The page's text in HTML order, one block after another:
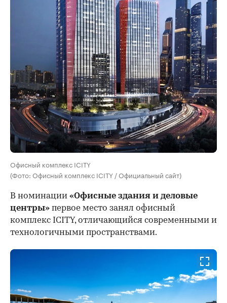
Офисный комплекс ICITY
(Фото: Офисный комплекс ICITY / Официальный сайт)
В номинации «Офисные здания и деловые
центры» первое место занял офисный
комплекс ICITY, отличающийся современными и
технологичными пространствами.